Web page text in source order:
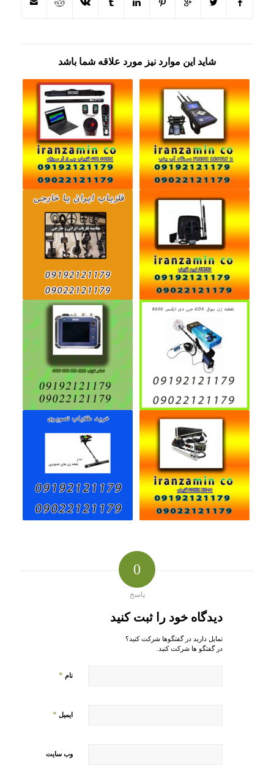
شاید این موارد نیز مورد علاقه شما باشد
0
پاسخ
دیدگاه خود را ثبت کنید
تمایل دارید در گفتگوها شرکت کنید؟
در گفتگو ها شرکت کنید.
نام *
ایمیل *
وب‌ سایت